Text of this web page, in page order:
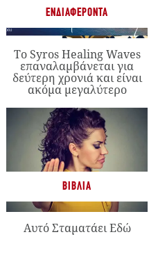
ΕΝΔΙΑΦΈΡΟΝΤΑ
Το Syros Healing Waves
επαναλαμβάνεται για
δεύτερη χρονιά και είναι
ακόμα μεγαλύτερο
ΒΙΒΛΊΑ
Αυτό Σταματάει Εδώ